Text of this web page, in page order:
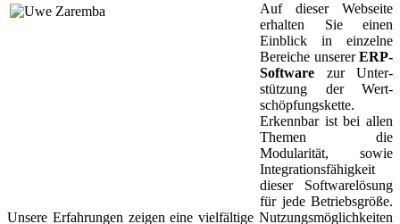
Auf dieser Webseite
erhalten Sie einen
Einblick in einzelne
Bereiche unsererERP-
Software zur Unter­
stützung der Wert­
schöpfungs­kette.
Erkennbar ist bei allen
Themen die
Modularität, sowie
Integrationsfähigkeit
dieser Softwarelösung
für jede Betriebsgröße.
Unsere Erfahrungen zeigen eine vielfältige Nutzungsmöglichkeiten